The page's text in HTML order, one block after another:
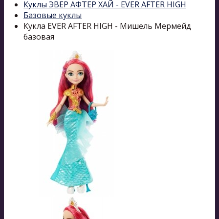
Куклы ЭВЕР АФТЕР ХАЙ - EVER AFTER HIGH
Базовые куклы
Кукла EVER AFTER HIGH - Мишель Мермейд
базовая